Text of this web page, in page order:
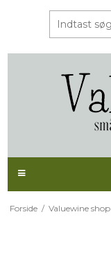
Forside / Valuewine shop